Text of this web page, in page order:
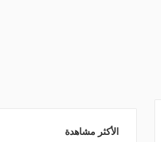
الأكثر مشاهدة